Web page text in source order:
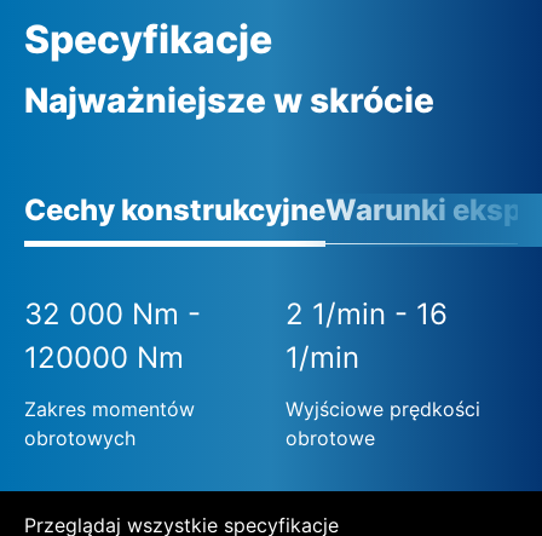
Specyfikacje
Najważniejsze w skrócie
Cechy konstrukcyjneWarunki
32 000 Nm -
120000 Nm
Zakres momentów
obrotowych
2 1/min - 16
1/min
Wyjściowe prędkości
obrotowe
Przeglądaj wszystkie specyfikacje